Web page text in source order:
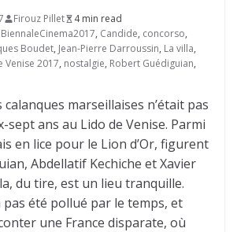
Firouz Pillet
4 min read
BiennaleCinema2017, Candide, concorso,
Boudet, Jean-Pierre Darroussin, La villa,
Venise 2017, nostalgie, Robert Guédiguian,
calanques marseillaises n’était pas
sept ans au Lido de Venise. Parmi
en lice pour le Lion d’Or, figurent
Abdellatif Kechiche et Xavier
du tire, est un lieu tranquille.
pas été pollué par le temps, et
une France disparate, où